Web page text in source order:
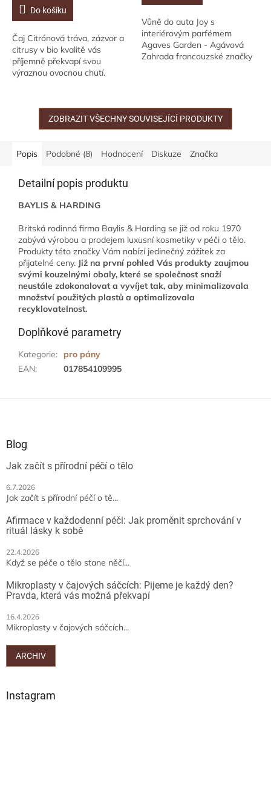
Do košíku
Čaj Citrónová tráva, zázvor a
citrusy v bio kvalitě vás
příjemně překvapí svou
výraznou ovocnou chutí.
Vůně do auta Joy s
interiérovým parfémem
Agaves Garden - Agávová
Zahrada francouzské značky
ZOBRAZIT VŠECHNY SOUVISEJÍCÍ PRODUKTY
Popis Podobné (8) Hodnocení Diskuze Značka
Detailní popis produktu
BAYLIS & HARDING
Britská rodinná firma Baylis & Harding se již od roku 1970
zabývá výrobou a prodejem luxusní kosmetiky v péči o tělo.
Produkty této značky Vám nabízí jedinečný zážitek za
přijatelné ceny. Již na první pohled Vás produkty zaujmou
svými kouzelnými obaly, které se společnost snaží
neustále zdokonalovat a vyvíjet tak, aby minimalizovala
množství použitých plastů a optimalizovala
recyklovatelnost.
Doplňkové parametry
Kategorie:
pro pány
EAN: 017854109995
Blog
Jak začít s přírodní péčí o tělo
6.7.2026
Jak začít s přírodní péčí o tě...
Afirmace v každodenní péči: Jak proměnit sprchování v
rituál lásky k sobě
22.4.2026
Když se péče o tělo stane něčí...
Mikroplasty v čajových sáčcích: Pijeme je každý den?
Pravda, která vás možná překvapí
16.4.2026
Mikroplasty v čajových sáčcích...
ARCHIV
Instagram